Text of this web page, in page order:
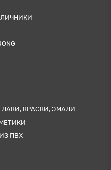
КРАСКИ, ЭМАЛИ
ПВХ